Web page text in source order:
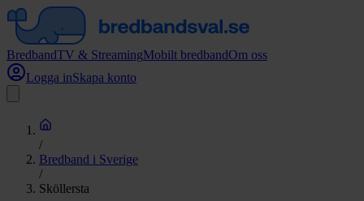
BredbandTV & StreamingMobilt bredbandOm oss
Logga inSkapa konto
/
Bredband i Sverige
/
Sköllersta